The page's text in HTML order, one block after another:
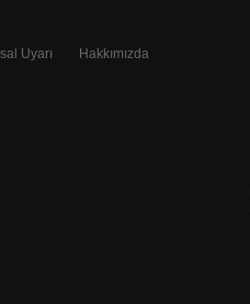
Uyarı Hakkımızda